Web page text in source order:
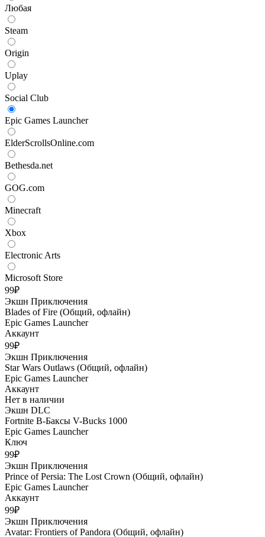
Любая
Steam
Origin
Uplay
Social Club
Epic Games Launcher
ElderScrollsOnline.com
Bethesda.net
GOG.com
Minecraft
Xbox
Electronic Arts
Microsoft Store
99₽
Экшн Приключения
Blades of Fire (Общий, офлайн)
Epic Games Launcher
Аккаунт
99₽
Экшн Приключения
Star Wars Outlaws (Общий, офлайн)
Epic Games Launcher
Аккаунт
Нет в наличии
Экшн DLC
Fortnite В-Баксы V-Bucks 1000
Epic Games Launcher
Ключ
99₽
Экшн Приключения
Prince of Persia: The Lost Crown (Общий, офлайн)
Epic Games Launcher
Аккаунт
99₽
Экшн Приключения
Avatar: Frontiers of Pandora (Общий, офлайн)